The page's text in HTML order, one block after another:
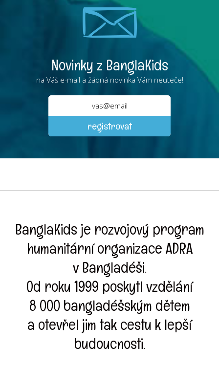
Novinky z BanglaKids
na Váš e-mail a žádná novinka Vám neuteče!
BanglaKids je rozvojový program
humanitární organizace ADRA
v Bangladéši.
Od roku 1999 poskytl vzdělání
8 000 bangladéšským dětem
a otevřel jim tak cestu k lepší
budoucnosti.